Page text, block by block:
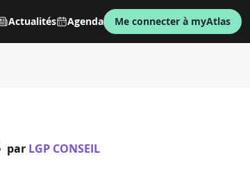
Actualités Agenda Me connecter à myAtlas
par LGP CONSEIL